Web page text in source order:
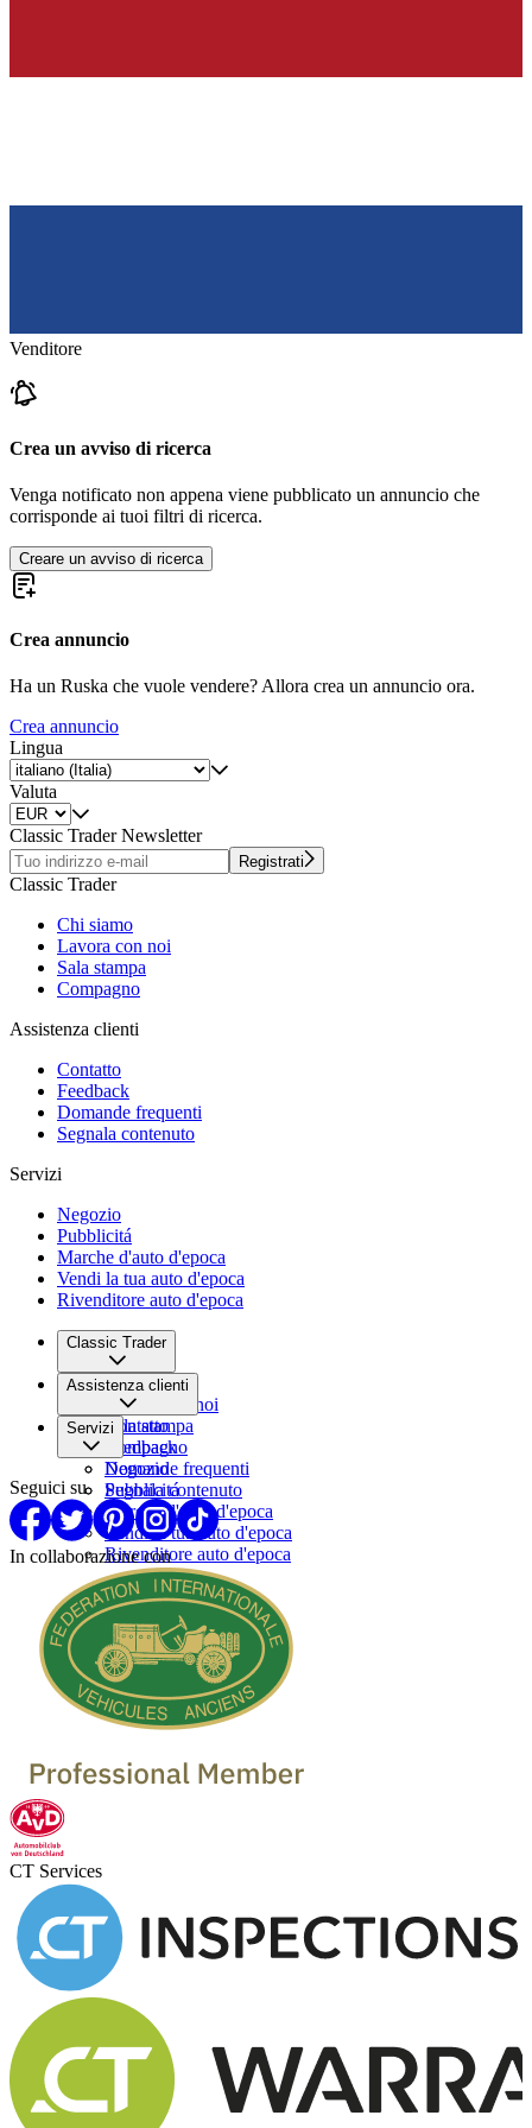
Venditore
Crea un avviso di ricerca
Venga notificato non appena viene pubblicato un annuncio che
corrisponde ai tuoi filtri di ricerca.
Creare un avviso di ricerca
Crea annuncio
Ha un Ruska che vuole vendere? Allora crea un annuncio ora.
Crea annuncio
Lingua
Valuta
Classic Trader Newsletter
Registrati
Classic Trader
Chi siamo
Lavora con noi
Sala stampa
Compagno
Assistenza clienti
Contatto
Feedback
Domande frequenti
Segnala contenuto
Servizi
Negozio
Pubblicitá
Marche d'auto d'epoca
Vendi la tua auto d'epoca
Rivenditore auto d'epoca
Classic Trader
Chi siamo
Lavora con noi
Sala stampa
Compagno
Assistenza clienti
Contatto
Feedback
Domande frequenti
Segnala contenuto
Servizi
Negozio
Pubblicitá
Marche d'auto d'epoca
Vendi la tua auto d'epoca
Rivenditore auto d'epoca
Seguici su
In collaborazione con
CT Services